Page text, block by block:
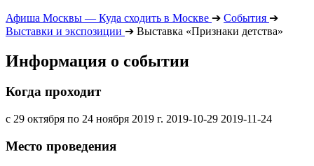
Афиша Москвы — Куда сходить в Москве ➔ События ➔
Выставки и экспозиции ➔ Выставка «Признаки детства»
Информация о событии
Когда проходит
с 29 октября по 24 ноября 2019 г. 2019-10-29 2019-11-24
Место проведения